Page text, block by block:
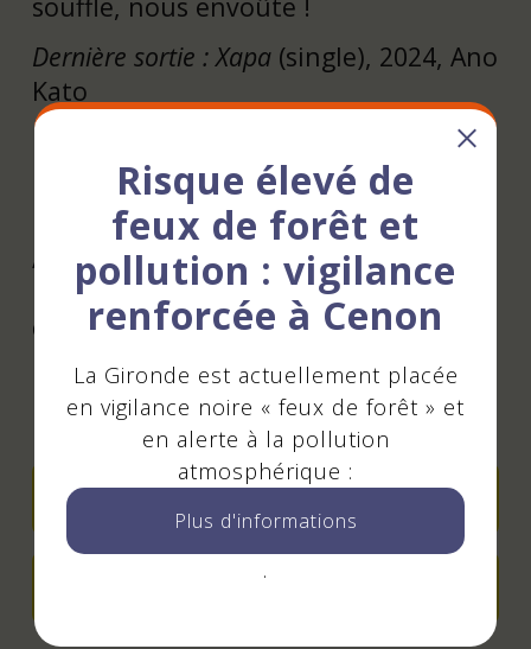
Dernière sortie : Xapa(single), 2024, Ano
Kato
LINE UP
Dafné Kritharas : chant / Camille El
Bacha : piano / Milàn Tabak : batterie
/ Louis Desseigne : guitare, bouzouki /
Pierre-Antoine Despatures :
contrebasse
Contact - Réservation
Réserver en ligne
Ajouter à mon agenda
Risque élevé de
feux de forêt et
pollution : vigilance
renforcée à Cenon
La Gironde est actuellement placée
en vigilance noire « feux de forêt » et
en alerte à la pollution
atmosphérique :
Plus d'informations
.